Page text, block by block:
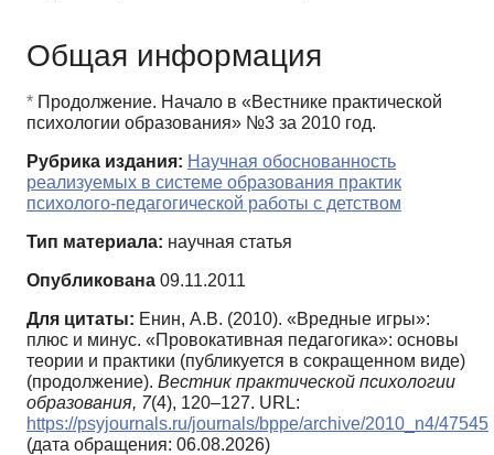
Общая информация
* Продолжение. Начало в «Вестнике практической
психологии образования» №3 за 2010 год.
Рубрика издания: Научная обоснованность
реализуемых в системе образования практик
психолого-педагогической работы с детством
Тип материала: научная статья
Опубликована 09.11.2011
Для цитаты: Енин, А.В. (2010). «Вредные игры»:
плюс и минус. «Провокативная педагогика»: основы
теории и практики (публикуется в сокращенном виде)
(продолжение). Вестник практической психологии
образования, 7(4), 120–127. URL:
https://psyjournals.ru/journals/bppe/archive/2010_n4/47545
(дата обращения: 06.08.2026)